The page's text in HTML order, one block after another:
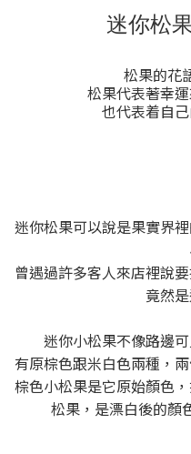
迷你松
松果的花
松果代表著幸
也代表着自
迷你松果可以說是果實界
曾遇過許多客人來店裡說
竟然
迷你小松果不像路邊
有原棕色跟米白色兩種，
棕色小松果是它原始顏色
松果，是漂白後的顏